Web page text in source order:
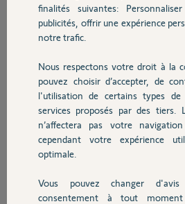
Domotique
Chauffage
Autres produits
Devis avec un pro
Participer au fil
Réponses
Bonjour
Oui, c'est normal pour permettre à vos
Bonne journée !
Jean-Luc B. il y a presque 6 ans
finalités suivantes:
publicités, offrir une expérience
notre trafic.
Nous respectons votre droit à la
pouvez choisir d’accepter, de
l'utilisation de certains types
services proposés par des tiers.
n’affectera pas votre
cependant votre expérience
optimale.
Vous pouvez changer
consentement à tout